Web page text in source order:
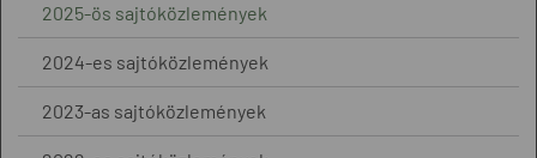
2025-ös sajtóközlemények
2024-es sajtóközlemények
2023-as sajtóközlemények